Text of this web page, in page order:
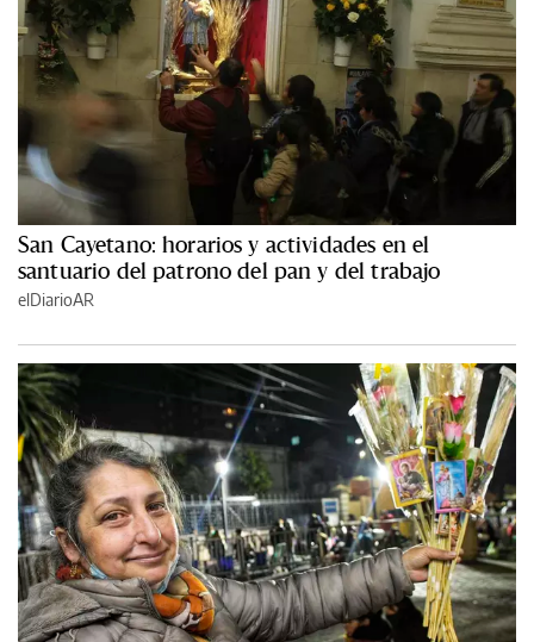
San Cayetano: horarios y actividades en el
santuario del patrono del pan y del trabajo
elDiarioAR